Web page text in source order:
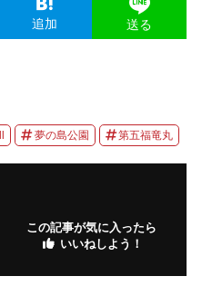
追加 送る
夢の島公園 第五福竜丸
この記事が気に入ったら
いいねしよう！